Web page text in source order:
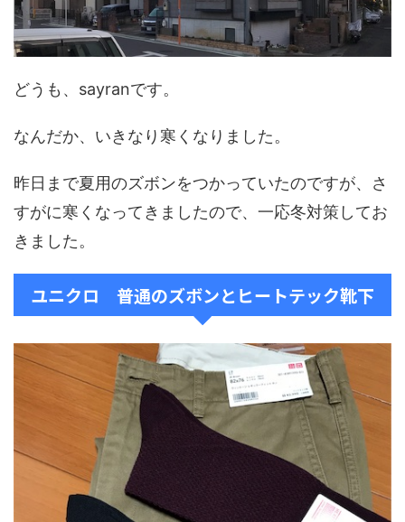
どうも、sayranです。
なんだか、いきなり寒くなりました。
昨日まで夏用のズボンをつかっていたのですが、さ
すがに寒くなってきましたので、一応冬対策してお
きました。
ユニクロ 普通のズボンとヒートテック靴下